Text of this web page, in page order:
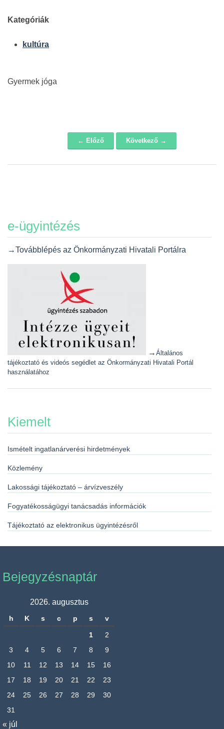
Kategóriák
kultúra
Gyermek jóga
← Előző Következő →
e-ügyintézés
→Továbblépés az Önkormányzati Hivatali Portálra
→ Általános
tájékoztató és videós segédlet az Önkormányzati Hivatali Portál
használatához
Kiemelt
Ismételt ingatlanárverési hirdetmények
Közlemény
Lakossági tájékoztató – árvízveszély
Fogyatékosságügyi tanácsadás információk
Tájékoztató az elektronikus ügyintézésről
Bejegyzésnaptár
2026. augusztus
h K s c p s v
1
2
3
4 5 6 7 8
9
10
11 12 13 14 15
16
17
18 19 20 21 22
23
24
25 26 27 28 29
30
31
« júl